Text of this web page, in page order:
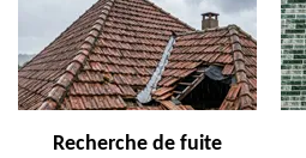
Recherche de fuite